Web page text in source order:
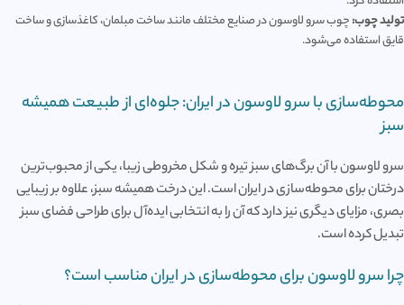
تولید چوب:چوب سرو لاوسون در صنایع مختلف مانند ساخت مبلمان، کاغذسازی و ساخت
قایق استفاده می‌شود.
محوطه‌سازی با سرو لاوسون در ایران: جلوه‌ای از طبیعت همیشه
سبز
سرو لاوسون با آن برگ‌های سبز تیره و شکل مخروطی زیبا، یکی از محبوب‌ترین
درختان برای محوطه‌سازی در ایران است. این درخت همیشه سبز، علاوه بر زیبایی
بصری، مزایای دیگری نیز دارد که آن را به انتخابی ایده‌آل برای طراحی فضای سبز
تبدیل کرده است.
چرا سرو لاوسون برای محوطه‌سازی در ایران مناسب است؟